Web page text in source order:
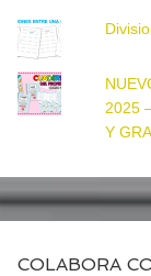
2025
Y
COLABORA